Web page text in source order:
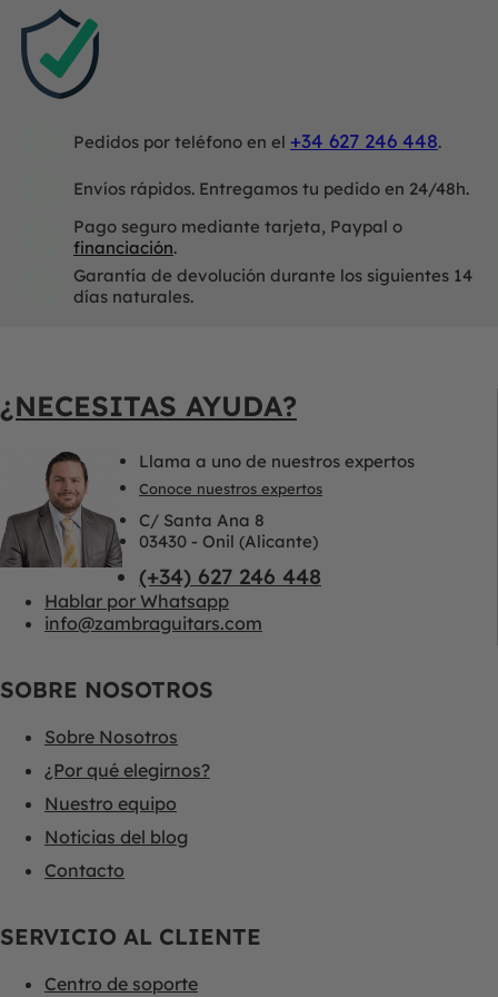
Pedidos por teléfono en el +34 627 246 448.
Envíos rápidos. Entregamos tu pedido en 24/48h.
Pago seguro mediante tarjeta, Paypal o
financiación.
Garantía de devolución durante los siguientes 14
días naturales.
¿NECESITAS AYUDA?
Llama a uno de nuestros expertos
Conoce nuestros expertos
C/ Santa Ana 8
03430 - Onil (Alicante)
(+34) 627 246 448
Hablar por Whatsapp
info@zambraguitars.com
SOBRE NOSOTROS
Sobre Nosotros
¿Por qué elegirnos?
Nuestro equipo
Noticias del blog
Contacto
SERVICIO AL CLIENTE
Centro de soporte